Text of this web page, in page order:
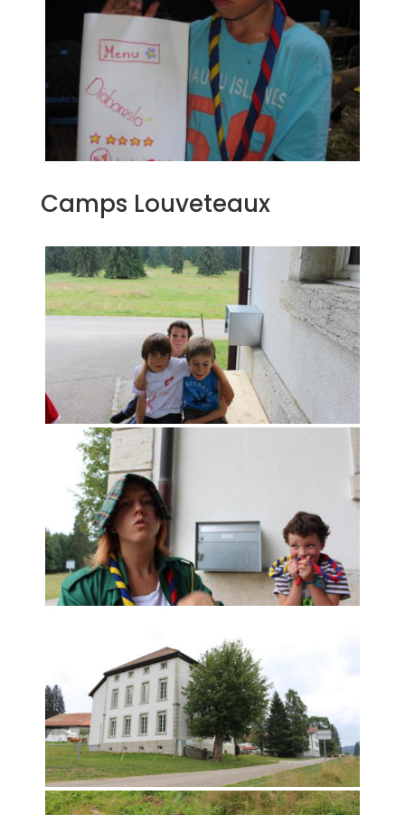
Camps Louveteaux